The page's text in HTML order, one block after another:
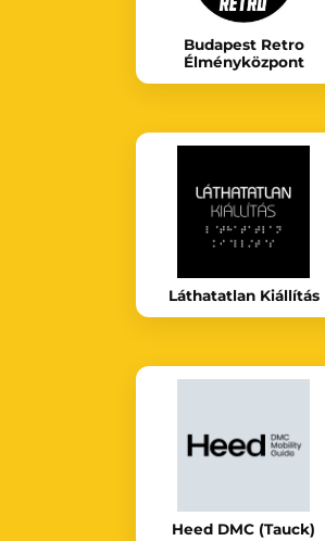
Budapest Retro
Élményközpont
Láthatatlan Kiállítás
Heed DMC (Tauck)